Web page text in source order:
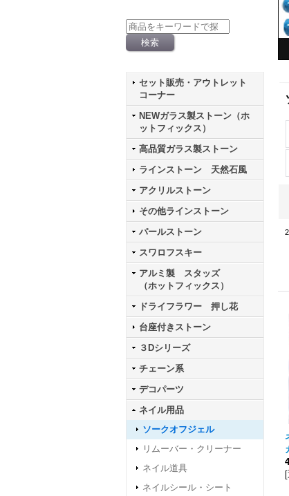
セット販売・アウトレット
コーナー
NEWガラス製ストーン（ホ
ットフィックス）
高品質ガラス製ストーン
ラインストーン 天然石風
アクリルストーン
その他ラインストーン
パールストーン
スワロフスキー
アルミ製 スタッズ
（ホットフィックス）
ドライフラワー 押し花
台座付きストーン
３Dシリーズ
チェーン系
デコパーツ
ネイル用品
ソークオフジェル
リムーバー・クリーナー
ネイル道具
ネイルシール・シート
[